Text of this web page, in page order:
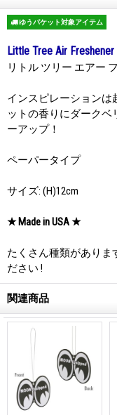
ゆうパケット対象アイテム
Little Tree Air Freshener
リトル ツリー エアー
インスピレーションは
ットの香りにダークベ
ーアップ！
ペーパータイプ
サイズ: (H)12cm
★ Made in USA ★
たくさん種類がありま
ださい !
関連商品